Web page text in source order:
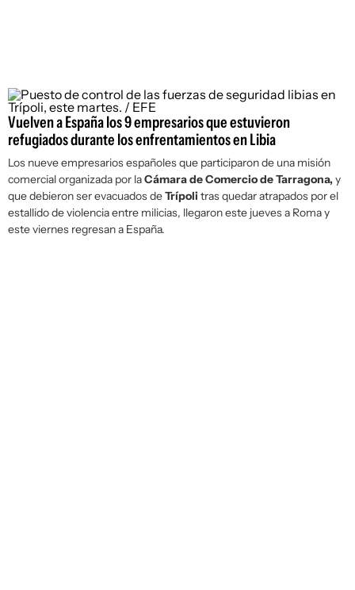
Vuelven a España los 9 empresarios que estuvieron
refugiados durante los enfrentamientos en Libia
Los nueve empresarios españoles que participaron de una misión
comercial organizada por laCámara de Comercio de Tarragona,y
que debieron ser evacuados deTrípoli tras quedar atrapados por el
estallido de violencia entre milicias, llegaron este jueves a Roma y
este viernes regresan a España.